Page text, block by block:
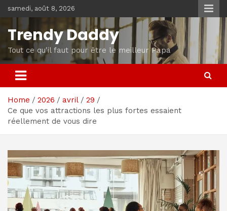
to
content
samedi, août 8, 2026
Trendy Daddy
Tout ce qu'il faut pour être le meilleur Papa
Home 2026 avril
29
Ce que vos attractions les plus fortes essaient
réellement de vous dire